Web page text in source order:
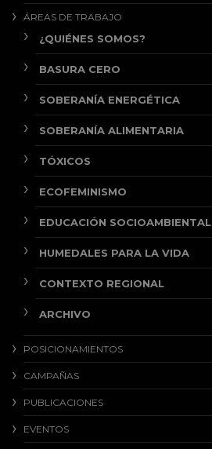
ÁREAS DE TRABAJO
¿QUIÉNES SOMOS?
BASURA CERO
SOBERANÍA ENERGÉTICA
SOBERANÍA ALIMENTARIA
TÓXICOS
ECOFEMINISMO
EDUCACIÓN SOCIOAMBIENTAL
HUMEDALES PARA LA VIDA
CONTEXTO REGIONAL
ARCHIVO
POSICIONAMIENTOS
CAMPAÑAS
PUBLICACIONES
EVENTOS